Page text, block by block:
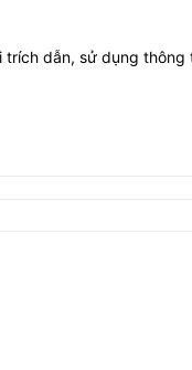
trích dẫn, sử dụng thông